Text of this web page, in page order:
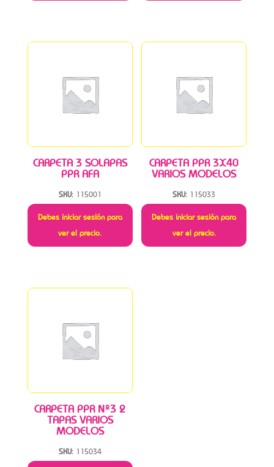
CARPETA 3 SOLAPAS
PPR AFA
SKU: 115001
Debes iniciar sesión para
ver el precio.
CARPETA PPR 3X40
VARIOS MODELOS
SKU: 115033
Debes iniciar sesión para
ver el precio.
CARPETA PPR Nº3 2
TAPAS VARIOS
MODELOS
SKU: 115034